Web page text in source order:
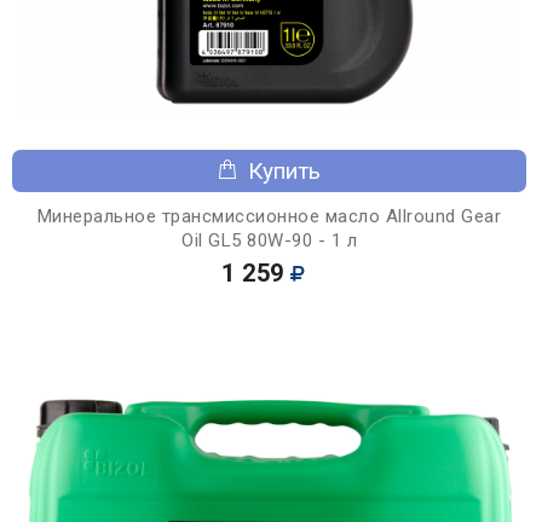
Купить
Минеральное трансмиссионное масло Allround Gear
Oil GL5 80W-90 - 1 л
1 259